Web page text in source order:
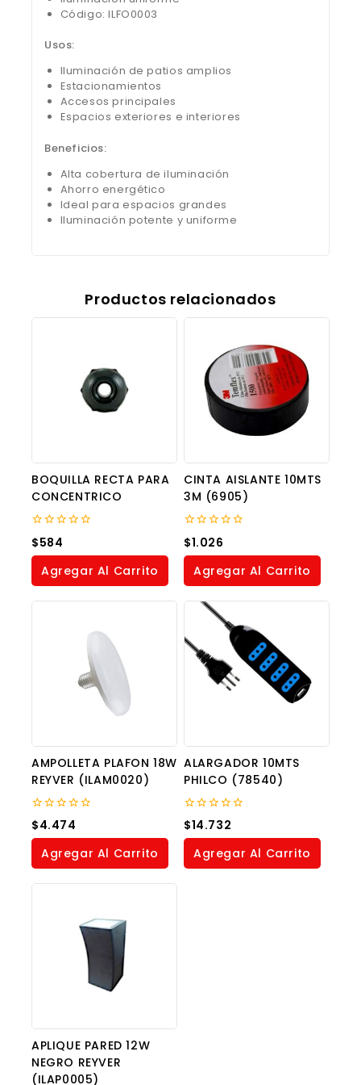
Código: ILFO0003
Usos:
Iluminación de patios amplios
Estacionamientos
Accesos principales
Espacios exteriores e interiores
Beneficios:
Alta cobertura de iluminación
Ahorro energético
Ideal para espacios grandes
Iluminación potente y uniforme
Productos relacionados
BOQUILLA RECTA PARA
CONCENTRICO
0
out
of
$584
Agregar Al Carrito
CINTA AISLANTE 10MTS
3M (6905)
0
out
of
$1.026
Agregar Al Carrito
AMPOLLETA PLAFON 18W
REYVER (ILAM0020)
0
out
of
$4.474
Agregar Al Carrito
ALARGADOR 10MTS
PHILCO (78540)
0
out
of
$14.732
Agregar Al Carrito
APLIQUE PARED 12W
NEGRO REYVER
(ILAP0005)